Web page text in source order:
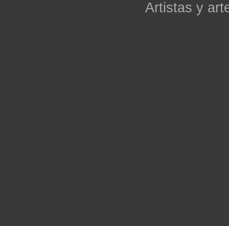
Artistas y